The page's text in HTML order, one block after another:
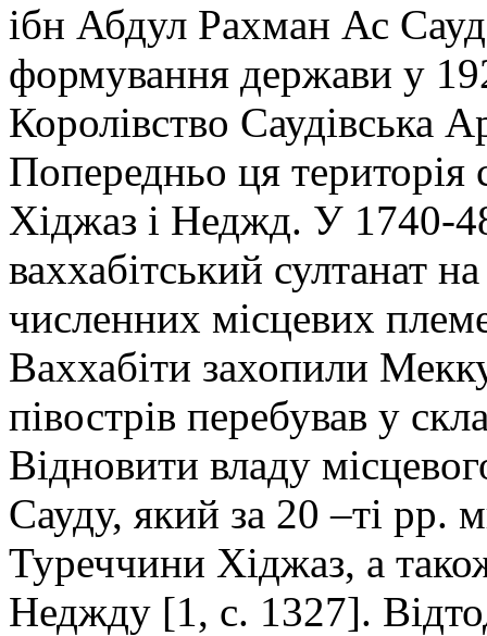
ібн Абдул Рахман Ас
формування держави у
Королівство Саудівська
Попередньо ця територія
Хіджаз і Неджд. У 1740-
ваххабітський султанат
численних місцевих
Ваххабіти захопили
півострів перебував у
Відновити владу
Сауду, який за 20 –ті рр.
Туреччини Хіджаз, а
Неджду [1, с. 1327].